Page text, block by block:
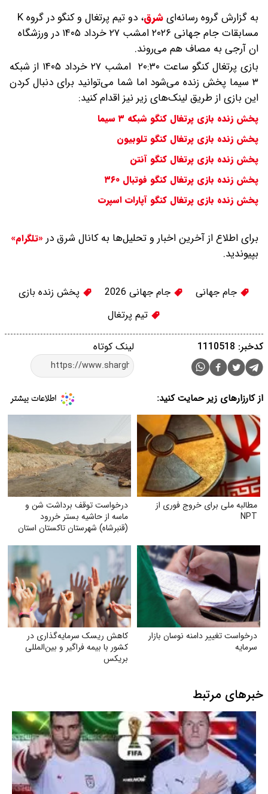
به گزارش گروه رسانه‌ایشرق،
دو تیم پرتغال و کنگو در گروه K
مسابقات جام جهانی ۲۰۲۶ امشب ۲۷ خرداد ۱۴۰۵ در ورزشگاه
ان آرجی به مصاف هم می‌روند.
بازی پرتغال کنگو ساعت ۲۰:۳۰ امشب ۲۷ خرداد ۱۴۰۵ از شبکه
۳ سیما پخش زنده می‌شود اما شما می‌توانید برای دنبال کردن
این بازی از طریق لینک‌های زیر نیز اقدام کنید:
پخش زنده بازی پرتغال کنگو شبکه ۳ سیما
پخش زنده بازی پرتغال کنگو تلوبیون
پخش زنده بازی پرتغال کنگو آنتن
پخش زنده بازی پرتغال کنگو فوتبال ۳۶۰
پخش زنده بازی پرتغال کنگو آپارات اسپرت
برای اطلاع از آخرین اخبار و تحلیل‌ها به کانال شرق در «تلگرام»
بپیوندید.
جام جهانی جام جهانی 2026
پخش زنده بازی
تیم پرتغال
لینک کوتاه کدخبر: 1110518
از کارزارهای زیر حمایت کنید:
مطالبه ملی برای خروج فوری از
NPT
درخواست توقف برداشت شن و
ماسه از حاشیه بستر خر‌رود
(قنبرشاه) شهرستان تاکستان استان
درخواست تغییر دامنه نوسان بازار
سرمایه
کاهش ریسک سرمایه‌گذاری در
کشور با بیمه فراگیر و بین‌المللی
بریکس
خبرهای مرتبط